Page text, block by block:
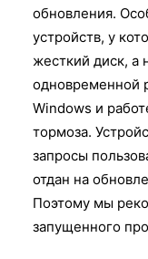
обновления.
устройств, у
жесткий диск, а
одновременной
Windows и
тормоза.
запросы
отдан на
Поэтому мы
запущенного